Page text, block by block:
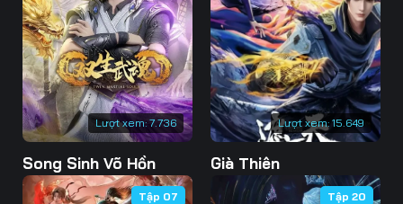
73 75
76 77 78
79 80 81
82 83 84
85 86 87
Lượt xem: 7.736
Song Sinh Võ Hồn
Lượt xem: 15.649
Già Thiên
Tập 07 Tập 20